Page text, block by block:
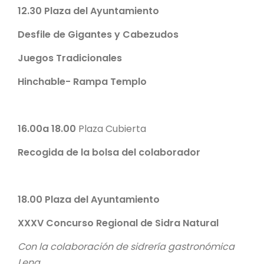
12.30 Plaza del Ayuntamiento
Desfile de Gigantes y Cabezudos
Juegos Tradicionales
Hinchable- Rampa Templo
16.00a 18.00 Plaza Cubierta
Recogida de la bolsa del colaborador
18.00 Plaza del Ayuntamiento
XXXV Concurso Regional de Sidra Natural
Con la colaboración de sidrería gastronómica